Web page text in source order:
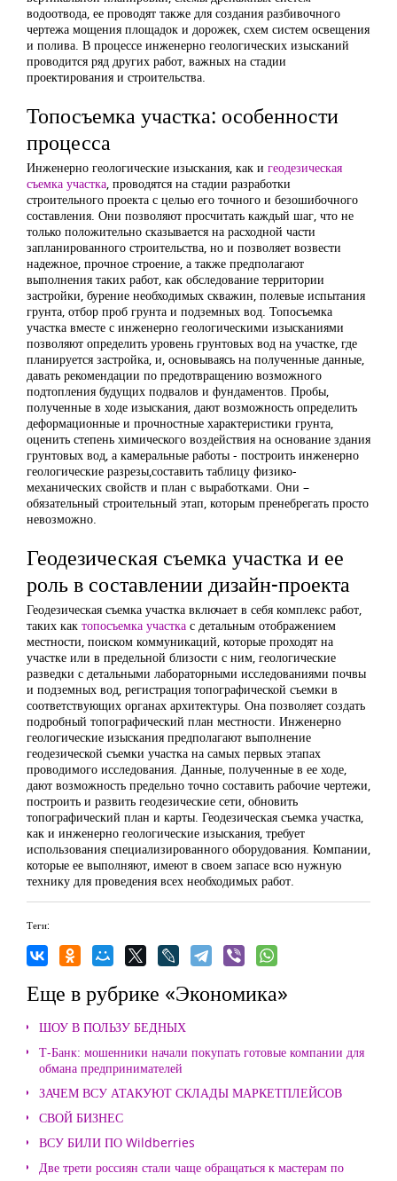
водоотвода, ее проводят также для создания разбивочного
чертежа мощения площадок и дорожек, схем систем освещения
и полива. В процессе инженерно геологических изысканий
проводится ряд других работ, важных на стадии
проектирования и строительства.
Топосъемка участка: особенности
процесса
Инженерно геологические изыскания, как и геодезическая
съемка участка, проводятся на стадии разработки
строительного проекта с целью его точного и безошибочного
составления. Они позволяют просчитать каждый шаг, что не
только положительно сказывается на расходной части
запланированного строительства, но и позволяет возвести
надежное, прочное строение, а также предполагают
выполнения таких работ, как обследование территории
застройки, бурение необходимых скважин, полевые испытания
грунта, отбор проб грунта и подземных вод. Топосъемка
участка вместе с инженерно геологическими изысканиями
позволяют определить уровень грунтовых вод на участке, где
планируется застройка, и, основываясь на полученные данные,
давать рекомендации по предотвращению возможного
подтопления будущих подвалов и фундаментов. Пробы,
полученные в ходе изыскания, дают возможность определить
деформационные и прочностные характеристики грунта,
оценить степень химического воздействия на основание здания
грунтовых вод, а камеральные работы - построить инженерно
геологические разрезы,составить таблицу физико-
механических свойств и план с выработками. Они –
обязательный строительный этап, которым пренебрегать просто
невозможно.
Геодезическая съемка участка и ее
роль в составлении дизайн-проекта
Геодезическая съемка участка включает в себя комплекс работ,
таких как топосъемка участка с детальным отображением
местности, поиском коммуникаций, которые проходят на
участке или в предельной близости с ним, геологические
разведки с детальными лабораторными исследованиями почвы
и подземных вод, регистрация топографической съемки в
соответствующих органах архитектуры. Она позволяет создать
подробный топографический план местности. Инженерно
геологические изыскания предполагают выполнение
геодезической съемки участка на самых первых этапах
проводимого исследования. Данные, полученные в ее ходе,
дают возможность предельно точно составить рабочие чертежи,
построить и развить геодезические сети, обновить
топографический план и карты. Геодезическая съемка участка,
как и инженерно геологические изыскания, требует
использования специализированного оборудования. Компании,
которые ее выполняют, имеют в своем запасе всю нужную
технику для проведения всех необходимых работ.
Теги:
Еще в рубрике «Экономика»
ШОУ В ПОЛЬЗУ БЕДНЫХ
Т-Банк: мошенники начали покупать готовые компании для
обмана предпринимателей
ЗАЧЕМ ВСУ АТАКУЮТ СКЛАДЫ МАРКЕТПЛЕЙСОВ
СВОЙ БИЗНЕС
ВСУ БИЛИ ПО Wildberries
Две трети россиян стали чаще обращаться к мастерам по